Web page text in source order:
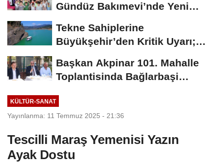
Gündüz Bakımevi’nde Yeni
Tekne Sahiplerine
Büyükşehir’den Kritik Uyarı;
Başkan Akpinar 101. Mahalle
Toplantisinda Bağlarbaşi
KÜLTÜR-SANAT
Yayınlanma: 11 Temmuz 2025 - 21:36
Tescilli Maraş Yemenisi Yazın
Ayak Dostu